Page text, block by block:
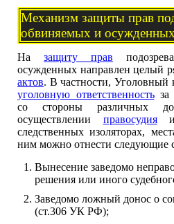
Механизм защиты прав
обвиняемых и осужденных
На защиту прав
осужденных направлен целый
актов. В частности, Уголовный
уголовную ответственностьза
со стороны различных
осуществлении правосудияи
следственных изоляторах,
ним можно отнести следующие
Вынесение заведомо
решения или иного
Заведомо ложный донос о
(ст.306 УК РФ);